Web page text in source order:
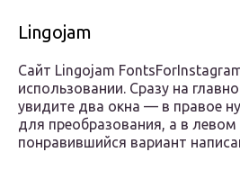
Lingojam
Сайт Lingojam
использовании. Сразу на
увидите два окна — в правое
для преобразования, а в
понравившийся вариант